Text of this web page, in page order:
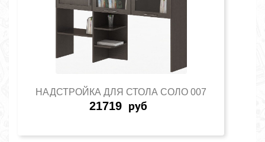
НАДСТРОЙКА ДЛЯ СТОЛА СОЛО 007
21719 руб